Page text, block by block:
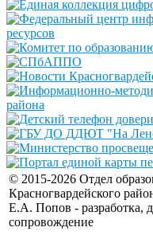
© 2015-2026 Отдел
Красногвардейского
E.A. Попов - разработка,
сопровождение